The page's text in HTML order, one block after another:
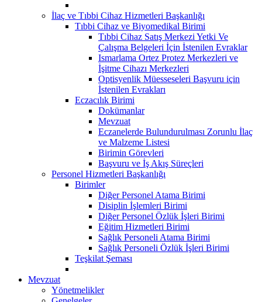
İlaç ve Tıbbi Cihaz Hizmetleri Başkanlığı
Tıbbi Cihaz ve Biyomedikal Birimi
Tıbbi Cihaz Satış Merkezi Yetki Ve
Çalışma Belgeleri İçin İstenilen Evraklar
Ismarlama Ortez Protez Merkezleri ve
İşitme Cihazı Merkezleri
Optisyenlik Müesseseleri Başvuru için
İstenilen Evrakları
Eczacılık Birimi
Dokümanlar
Mevzuat
Eczanelerde Bulundurulması Zorunlu İlaç
ve Malzeme Listesi
Birimin Görevleri
Başvuru ve İş Akış Süreçleri
Personel Hizmetleri Başkanlığı
Birimler
Diğer Personel Atama Birimi
Disiplin İşlemleri Birimi
Diğer Personel Özlük İşleri Birimi
Eğitim Hizmetleri Birimi
Sağlık Personeli Atama Birimi
Sağlık Personeli Özlük İşleri Birimi
Teşkilat Şeması
Mevzuat
Yönetmelikler